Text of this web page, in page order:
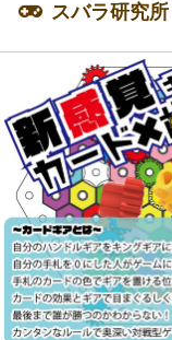
スバラ研究所